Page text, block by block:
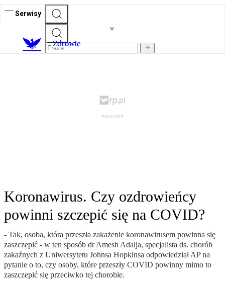
Serwisy
Zdrowie
Koronawirus. Czy ozdrowieńcy
powinni szczepić się na COVID?
- Tak, osoba, która przeszła zakażenie koronawirusem powinna się
zaszczepić - w ten sposób dr Amesh Adalja, specjalista ds. chorób
zakaźnych z Uniwersytetu Johnsa Hopkinsa odpowiedział AP na
pytanie o to, czy osoby, które przeszły COVID powinny mimo to
zaszczepić się przeciwko tej chorobie.